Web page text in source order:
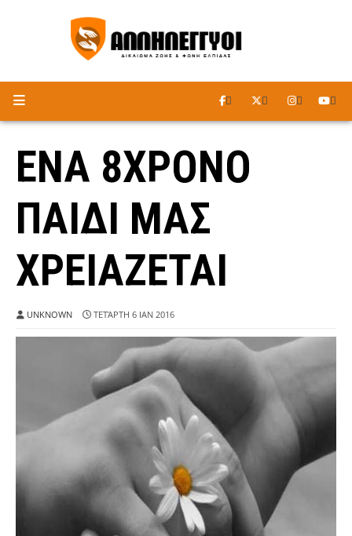
ΑΚΟΥΣΤΕ ΤΟ ΡΑΔΙΟΦΩΝΟ
ΕΝΑ 8ΧΡΟΝΟ
ΠΑΙΔΙ ΜΑΣ
ΧΡΕΙΑΖΕΤΑΙ
UNKNOWN ΤΕΤΆΡΤΗ 6 ΙΑΝ 2016